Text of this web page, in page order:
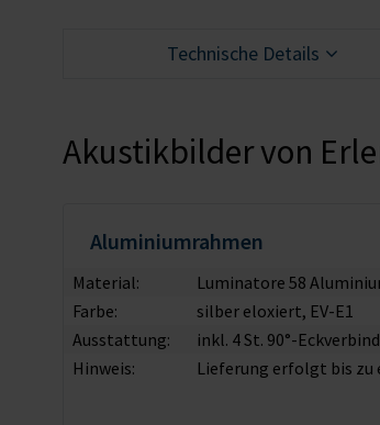
Technische Details
Akustikbilder von
Aluminiumrahmen
Material:
Luminatore 58
Farbe:
silber eloxiert, EV-E1
Ausstattung:
inkl. 4 St. 90°-
Hinweis:
Lieferung erfolgt bis zu